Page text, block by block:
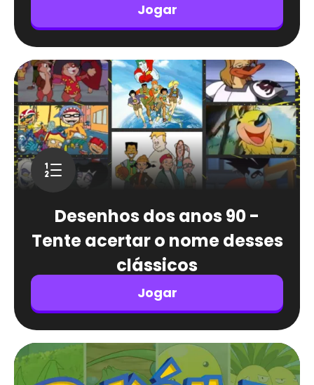
Jogar
Desenhos dos anos 90 -
Tente acertar o nome desses
clássicos
Jogar